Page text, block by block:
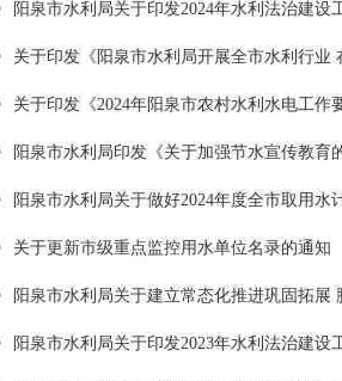
阳泉市水利局关于印发2024年水利法治建设
关于印发《阳泉市水利局开展全市水利行业
关于印发《2024年阳泉市农村水利水电工作
阳泉市水利局印发《关于加强节水宣传教育
阳泉市水利局关于做好2024年度全市取用水
关于更新市级重点监控用水单位名录的通知
阳泉市水利局关于建立常态化推进巩固拓展
阳泉市水利局关于印发2023年水利法治建设